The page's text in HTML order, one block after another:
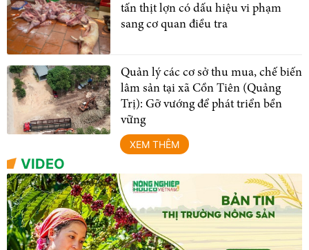
tấn thịt lợn có dấu hiệu vi phạm
sang cơ quan điều tra
Quản lý các cơ sở thu mua, chế biến
lâm sản tại xã Cồn Tiên (Quảng
Trị): Gỡ vướng để phát triển bền
vững
XEM THÊM
VIDEO